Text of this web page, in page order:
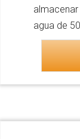
agua de